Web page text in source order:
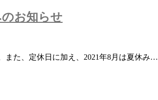
お知らせ
また、定休日に加え、2021年8月は夏休み…